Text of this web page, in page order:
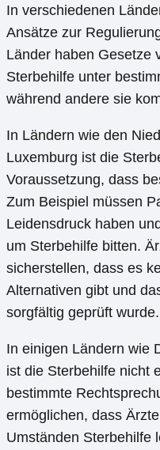
In verschiedenen
Ansätze zur
Länder haben Gesetze
Sterbehilfe unter
während andere sie
In Ländern wie den
Luxemburg ist die
Voraussetzung, dass
Zum Beispiel müssen
Leidensdruck haben
um Sterbehilfe bitten.
sicherstellen, dass es
Alternativen gibt und
sorgfältig geprüft wurde.
In einigen Ländern wie
ist die Sterbehilfe nicht
bestimmte
ermöglichen, dass
Umständen Sterbehilfe